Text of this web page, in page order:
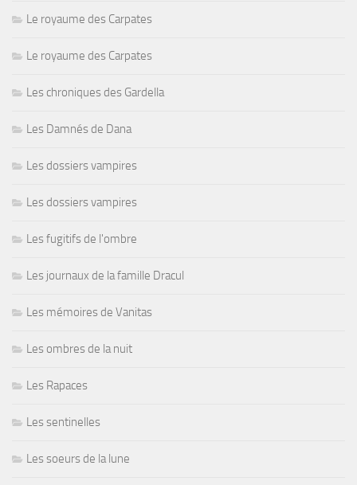
Le royaume des Carpates
Le royaume des Carpates
Les chroniques des Gardella
Les Damnés de Dana
Les dossiers vampires
Les dossiers vampires
Les fugitifs de l'ombre
Les journaux de la famille Dracul
Les mémoires de Vanitas
Les ombres de la nuit
Les Rapaces
Les sentinelles
Les soeurs de la lune